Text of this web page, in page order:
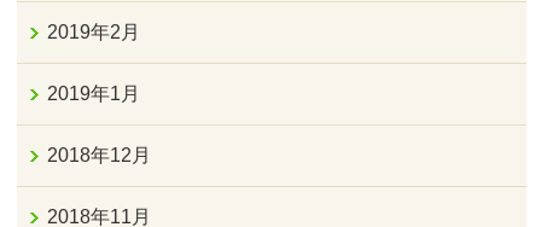
2019年2月
2019年1月
2018年12月
2018年11月